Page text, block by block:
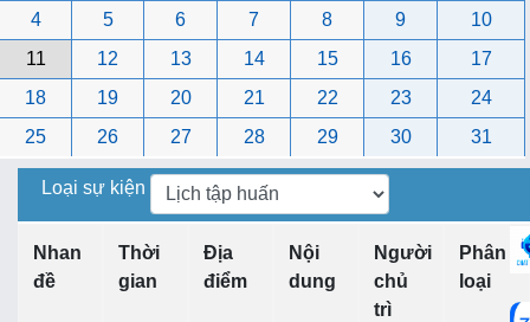
4
5 6 7 8 9
10
11
12 13 14 15 16
17
18
19 20 21 22 23
24
25
26 27 28 29 30 31
Loại sự kiện
Nhan
đề
Thời
gian
Địa
điểm
Nội
dung
Người
chủ
trì
Phân
loại